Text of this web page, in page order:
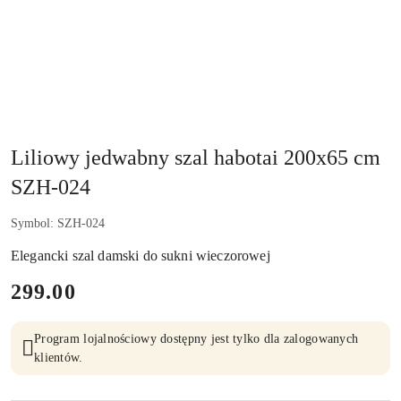
Liliowy jedwabny szal habotai 200x65 cm
SZH-024
Symbol: SZH-024
Elegancki szal damski do sukni wieczorowej
cena:
299.00
Program lojalnościowy dostępny jest tylko dla zalogowanych
klientów.